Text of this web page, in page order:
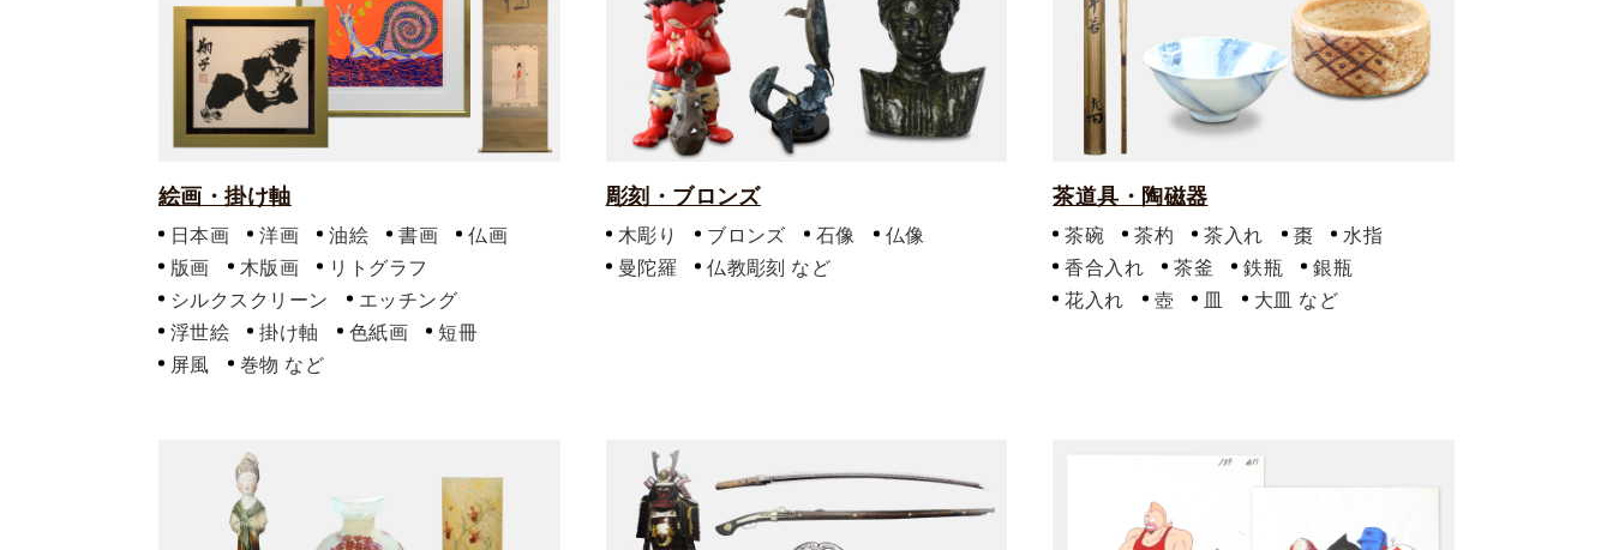
絵画・掛け軸
日本画 洋画 油絵 書画
仏画
版画
木版画
リトグラフ
シルクスクリーン
エッチング
浮世絵
掛け軸 色紙画
短冊
屏風
巻物
彫刻・ブロンズ
木彫り ブロンズ 石像
仏像
曼陀羅
仏教彫刻
茶道具・陶磁器
茶碗 茶杓 茶入れ 棗
水指
香合入れ
茶釜 鉄瓶
銀瓶
花入れ
壺 皿 大皿